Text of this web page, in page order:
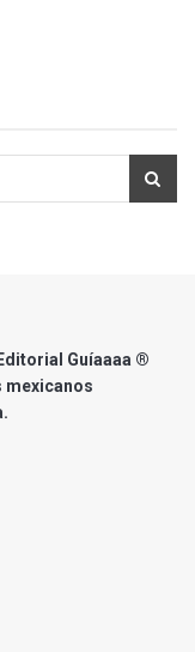
Guíaaaa ®
mexicanos